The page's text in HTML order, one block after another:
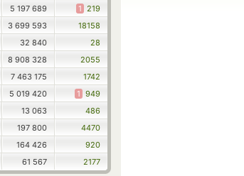
5 197 689 1 219
3 699 593
18158
32 840
28
8 908 328
2055
7 463 175
1742
5 019 420 1 949
13 063
486
197 800
4470
164 426
920
61 567 2177